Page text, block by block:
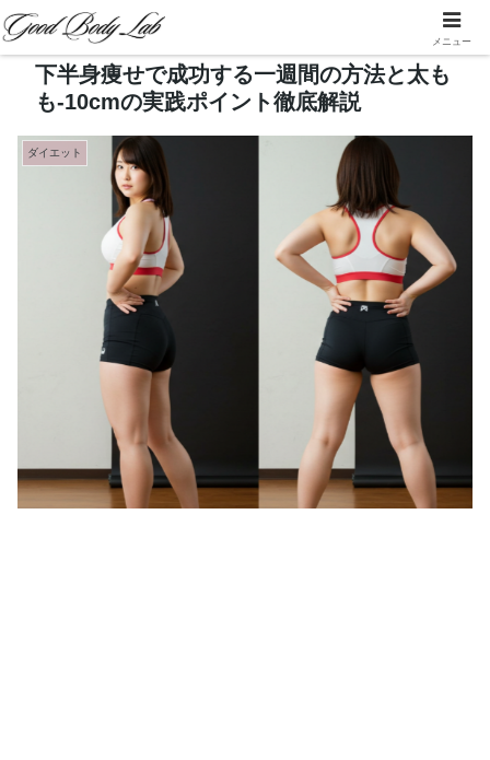
下半身痩せで成功する一週間の方法と太も
も-10cmの実践ポイント徹底解説
ダイエット
メニュー